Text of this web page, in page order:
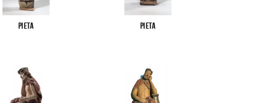
Pieta Pieta